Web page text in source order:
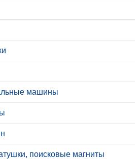
машины
поисковые магниты